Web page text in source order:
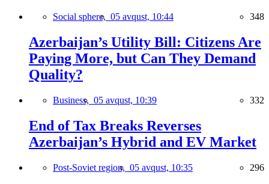
Social sphere, 05 avqust, 10:44 348
Azerbaijan’s Utility Bill: Citizens Are
Paying More, but Can They Demand
Quality?
Business, 05 avqust, 10:39 332
End of Tax Breaks Reverses
Azerbaijan’s Hybrid and EV Market
Post-Soviet region, 05 avqust, 10:35 296